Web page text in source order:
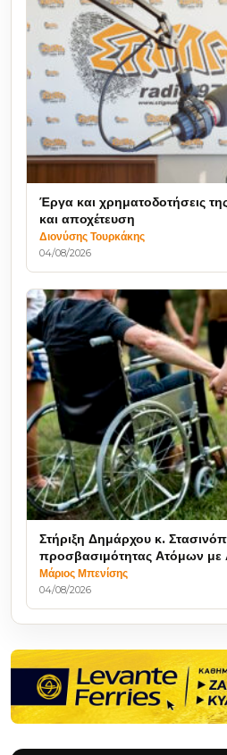
Έργα και χρηματοδοτήσεις
και αποχέτευση
Διονύσης Τουρκάκης
04/08/2026
Στήριξη Δημάρχου κ.
προσβασιμότητας Ατόμων με
Μάριος Μπενίσης
04/08/2026